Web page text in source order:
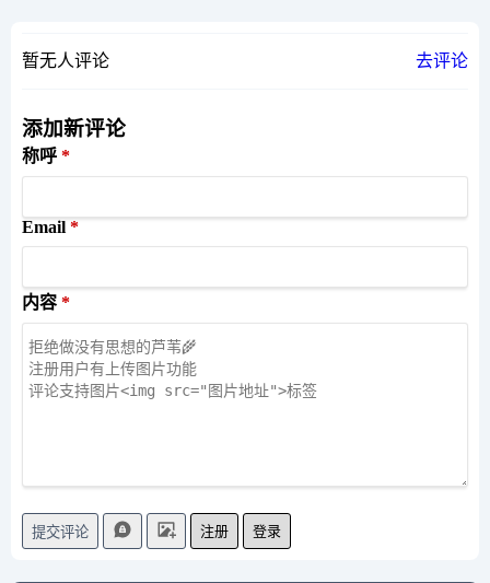
暂无人评论 去评论
添加新评论
称呼
Email
内容
提交评论 注册 登录